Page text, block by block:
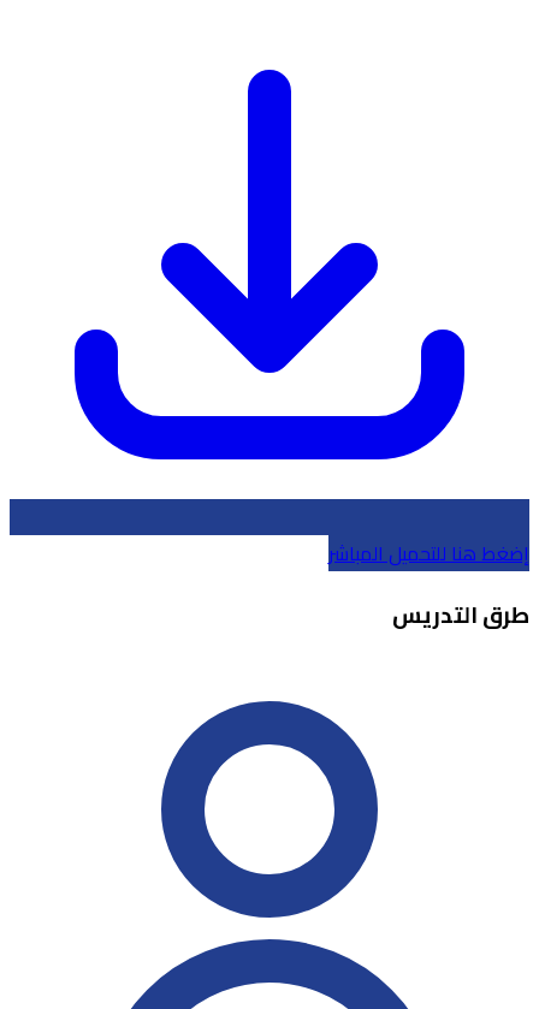
إضغط هنا للتحميل المباشر
طرق التدريس